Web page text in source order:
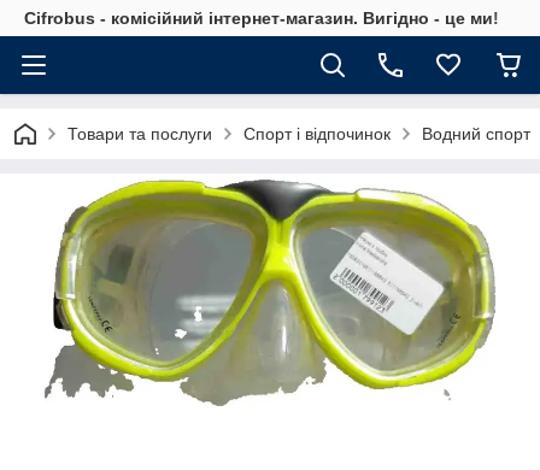
Cifrobus - комiсiйний iнтернет-магазин. Вигiдно - це ми!
Товари та послуги Спорт і відпочинок Водний спорт